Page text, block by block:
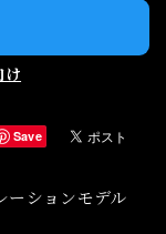
け
Save
ションモデル